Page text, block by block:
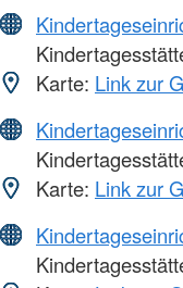
Karte: Link zur
Karte: Link zur